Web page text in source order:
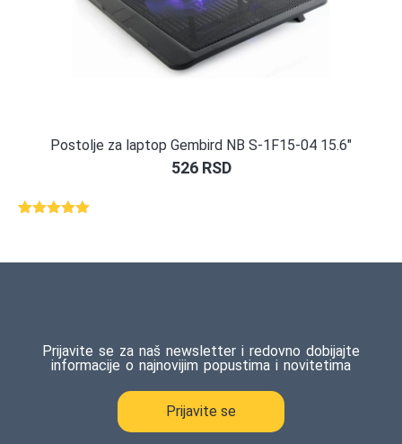
Postolje za laptop Gembird NB S-1F15-04 15.6″
526 RSD
ocene
Prijavite se za naš newsletter i redovno dobijajte
informacije o najnovijim popustima i novitetima
Prijavite se